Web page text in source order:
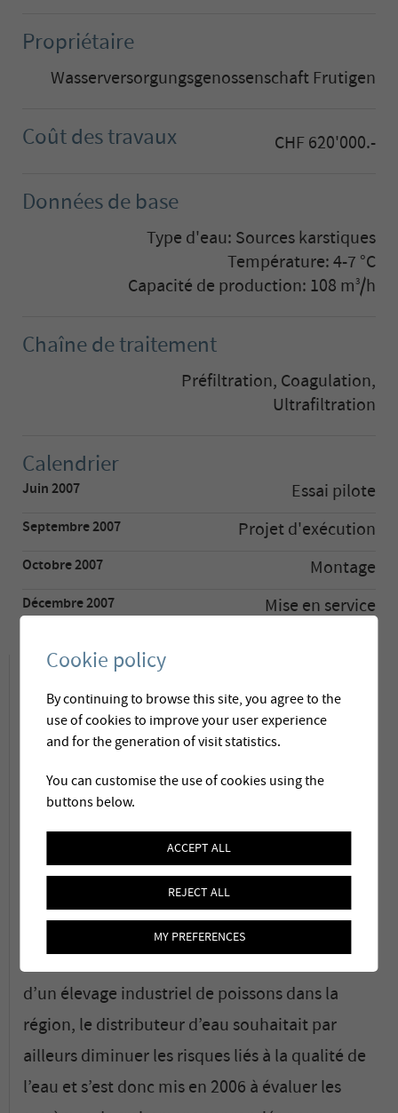
Propriétaire
Wasserversorgungsgenossenschaft Frutigen
Coût des travaux CHF 620'000.-
Données de base
Type d'eau: Sources karstiques
Température: 4-7 °C
Capacité de production: 108 m3/h
Chaîne de traitement
Préfiltration, Coagulation,
Ultrafiltration
Calendrier
Juin 2007 Essai pilote
Septembre 2007 Projet d'exécution
Octobre 2007 Montage
Décembre 2007 Mise en service
Descriptif du projet
Les fréquents pics de turbidité en période de
estivales obligeaient le service des eaux de
périodes les eaux de source des pentes du
Niesen. Un manque d’eau fréquent en
résultait.
d’un élevage industriel de poissons dans la
région, le distributeur d’eau souhaitait par
ailleurs diminuer les risques liés à la qualité de
l’eau et s’est donc mis en 2006 à évaluer les
Cookie policy
By continuing to browse this site, you agree to the
use of cookies to improve your user experience
and for the generation of visit statistics.
You can customise the use of cookies using the
buttons below.
ACCEPT ALL
REJECT ALL
MY PREFERENCES